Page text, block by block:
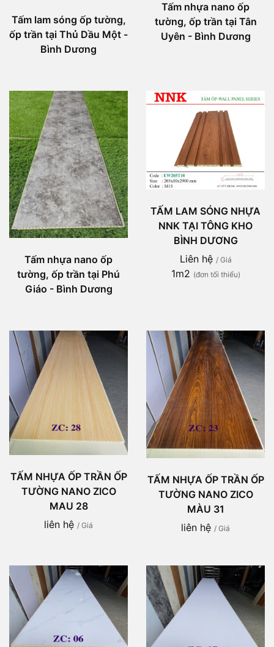
Tấm lam sóng ốp tường,
ốp trần tại Thủ Dầu Một -
Bình Dương
Tấm nhựa nano ốp
tường, ốp trần tại Tân
Uyên - Bình Dương
Tấm nhựa nano ốp
tường, ốp trần tại Phú
Giáo - Bình Dương
TẤM LAM SÓNG NHỰA
NNK TẠI TÔNG KHO
BÌNH DƯƠNG
Liên hệ / Giá
1m2 (đơn tối thiểu)
TẤM NHỰA ỐP TRẦN ỐP
TƯỜNG NANO ZICO
MAU 28
liên hệ / Giá
TẤM NHỰA ỐP TRẦN ỐP
TƯỜNG NANO ZICO
MÀU 31
liên hệ / Giá